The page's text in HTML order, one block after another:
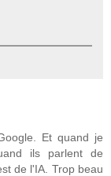
Et quand je
ils parlent de
de l'IA. Trop beau